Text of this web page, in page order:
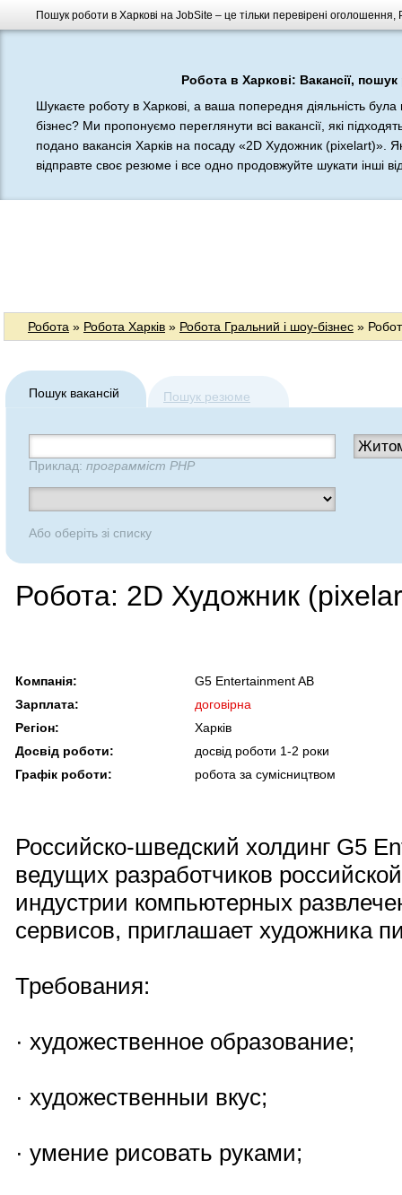
Пошук роботи в Харкові на JobSite – це тільки перевірені оголошення,
Робота в Харкові: Вакансії,
Шукаєте роботу в Харкові, а ваша попередня діяльність
бізнес? Ми пропонуємо переглянути всі вакансії, які
подано вакансія Харків на посаду «2D Художник (pixelart)».
відправте своє резюме і все одно продовжуйте шукати інші
Робота » Робота Харків » Робота Гральний і шоу-бізнес »
Пошук вакансій Пошук резюме
Приклад: программіст PHP
Або оберіть зі списку
Робота: 2D Художник
Компанія:
G5 Entertainment AB
Зарплата:
договірна
Регіон:
Харків
Досвід роботи:
досвід роботи 1-2 роки
Графік роботи:
робота за сумісництвом
Российско-шведский холдинг G5
ведущих разработчиков
индустрии компьютерных
сервисов, приглашает художника
Требования:
· художественное образование;
· художественныи вкус;
· умение рисовать руками;